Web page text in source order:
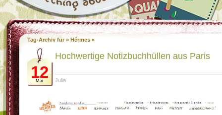
Tag-Archiv für » Hérmes «
12
Mai
Hochwertige Notizbuchhüllen aus Paris
Julia